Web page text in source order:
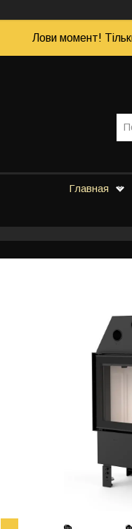
Лови момент!
Главная